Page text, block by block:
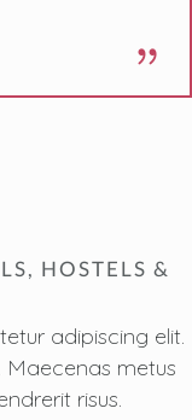
HOSTELS &
adipiscing elit.
Maecenas metus
risus.